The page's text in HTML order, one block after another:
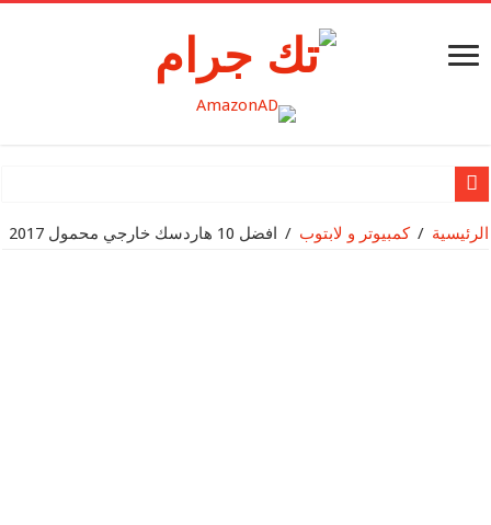
الرئيسية / كمبيوتر و لابتوب / افضل 10 هاردسك خارجي محمول 2017